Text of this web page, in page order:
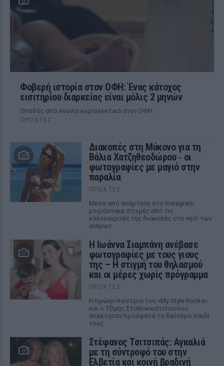
Φοβερή ιστορία στον ΟΦΗ: Ένας κάτοχος
εισιτηρίου διαρκείας είναι μόλις 2 μηνών
Οπαδός από κούνια κυριολεκτικά στον ΟΦΗ
ΠΡΟΧΤΈΣ
Διακοπές στη Μύκονο για τη
Βάλια Χατζηθεοδώρου ‑ οι
φωτογραφίες με μαγιό στην
παραλία
ΠΡΟΧΤΈΣ
Μέσα από ανάρτηση στο Instagram
μοιράστηκε στιγμές από τις
καλοκαιρινές της διακοπές στο νησί των
ανέμων
H Ιωάννα Σιαμπάνη ανέβασε
φωτογραφίες με τους γιους
της – Η στιγμή του θηλασμού
και οι μέρες χωρίς πρόγραμμα
ΠΡΟΧΤΈΣ
Η πρώην παίκτρια του «My Style Rocks»
και ο Τζίμης Σταθοκωστόπουλος
απέκτησαν πρόσφατα το δεύτερο παιδί
τους
Στέφανος Τσιτσιπάς: Αγκαλιά
με τη σύντροφό του στην
Ελβετία και κοινή βραδινή